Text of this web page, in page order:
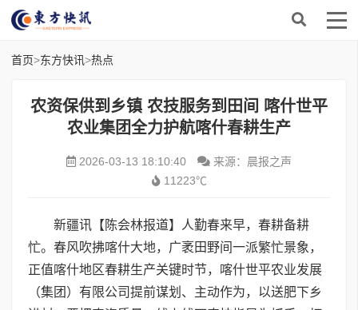
首页>东方快讯>热点
农资保供到乡镇 农技服务到田间 喀什世平
农业集团全力护航喀什春耕生产
2026-03-13 18:10:40
来源：晨报之声
11223℃
新疆讯【陈会林报道】人勤春来早，春耕备耕
忙。春风吹拂喀什大地，广袤田野间一派繁忙景象，
正值喀什地区春耕生产关键时节，喀什世平农业发展
（集团）有限公司提前谋划、主动作为，以送肥下乡